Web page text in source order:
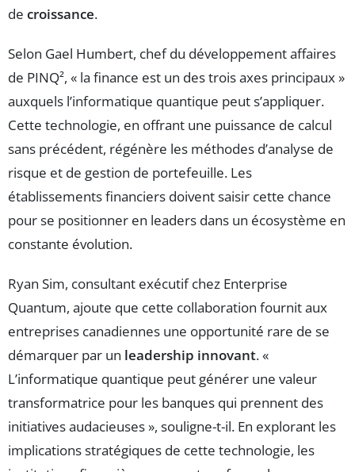
de croissance.
Selon Gael Humbert, chef du développement affaires
de PINQ², « la finance est un des trois axes principaux »
auxquels l’informatique quantique peut s’appliquer.
Cette technologie, en offrant une puissance de calcul
sans précédent, régénère les méthodes d’analyse de
risque et de gestion de portefeuille. Les
établissements financiers doivent saisir cette chance
pour se positionner en leaders dans un écosystème en
constante évolution.
Ryan Sim, consultant exécutif chez Enterprise
Quantum, ajoute que cette collaboration fournit aux
entreprises canadiennes une opportunité rare de se
démarquer par un leadership innovant. «
L’informatique quantique peut générer une valeur
transformatrice pour les banques qui prennent des
initiatives audacieuses », souligne-t-il. En explorant les
implications stratégiques de cette technologie, les